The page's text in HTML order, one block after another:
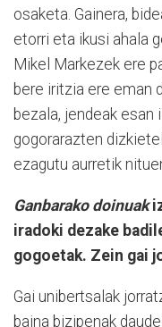
osaketa. Gainera,
etorri eta ikusi ahala
Mikel Markezek ere
bere iritzia ere eman
bezala, jendeak esan
gogorarazten
ezagutu aurretik
Ganbarako doinuak
iradoki dezake
gogoetak. Zein gai
Gai unibertsalak
baina bizipenak